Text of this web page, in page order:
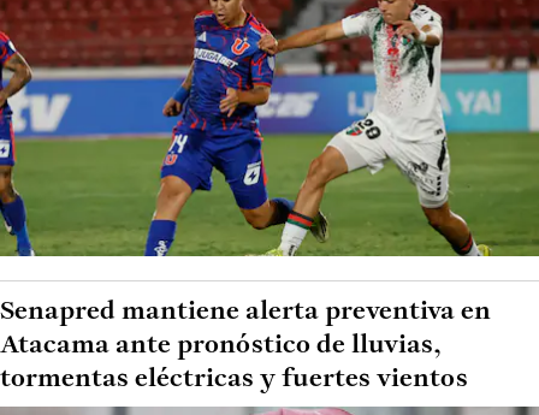
Senapred mantiene alerta preventiva en
Atacama ante pronóstico de lluvias,
tormentas eléctricas y fuertes vientos